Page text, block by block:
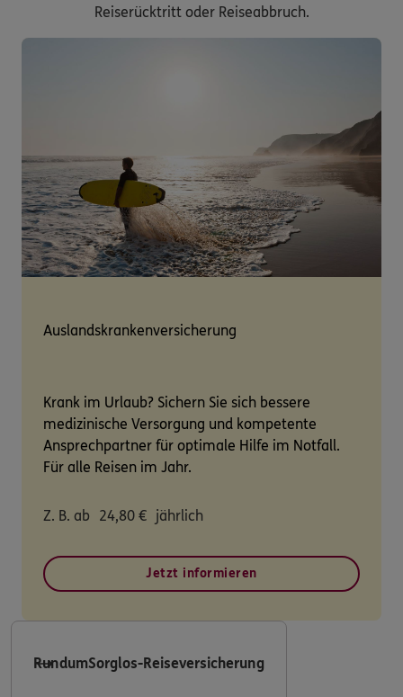
Reiserücktritt oder Reiseabbruch.
Auslandskrankenversicherung
Krank im Urlaub? Sichern Sie sich bessere
medizinische Versorgung und kompetente
Ansprechpartner für optimale Hilfe im Notfall.
Für alle Reisen im Jahr.
Z. B. ab 24,80 € jährlich
Jetzt informieren
RundumSorglos-Reiseversicherung